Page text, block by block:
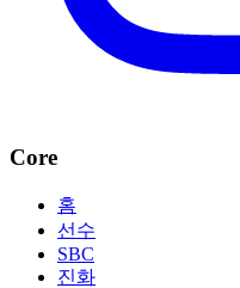
Core
홈
선수
SBC
진화